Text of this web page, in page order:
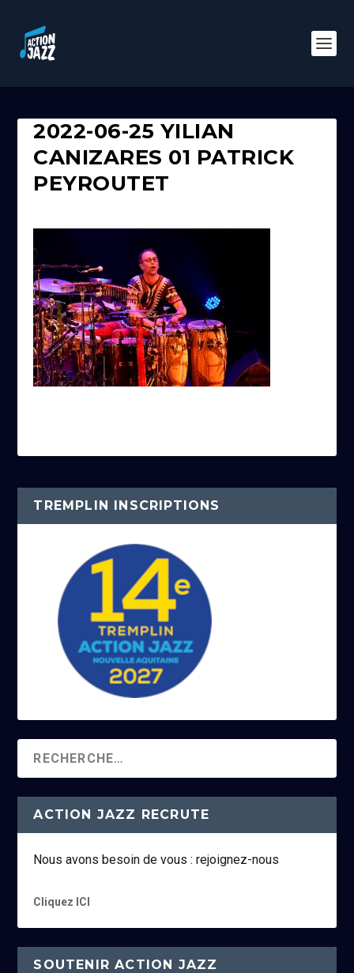
2022-06-25 YILIAN
CANIZARES 01 PATRICK
PEYROUTET
TREMPLIN INSCRIPTIONS
ACTION JAZZ RECRUTE
Nous avons besoin de vous : rejoignez-nous
Cliquez ICI
SOUTENIR ACTION JAZZ